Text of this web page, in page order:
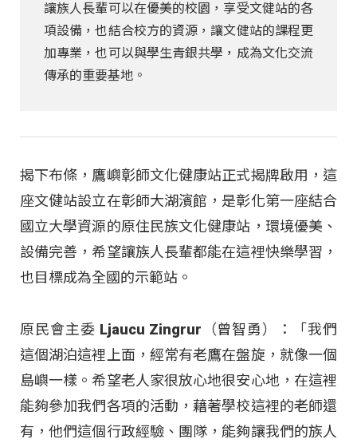
讓族人長輩可以在優美的校園，享受文健站的各
項設備，也結合校方的資源，讓文健站的課程更
加專業，也可以與學生青銀共學，成為文化交流
傳承的重要基地。
揭下布條，鷹嶼彰師文化健康站正式揭牌啟用，這
座文健站設立在彰師大湖濱館，是彰化第一座結合
國立大學資源的原住民族文化健康站，環境優美、
設備完善，希望讓族人長輩都能在這裡快樂學習，
也目標成為全國的示範站。
原民會主委 Ljaucu Zingrur（曾智勇）：「我們
這個湖泊這裡上面，經常有老鷹在盤旋，就像一個
島嶼一樣。希望老人家很放心地很安心地，在這裡
能夠參加我們各項的活動，藉著學校這裡的老師還
有，他們這個行政經驗、團隊，能夠讓我們的族人